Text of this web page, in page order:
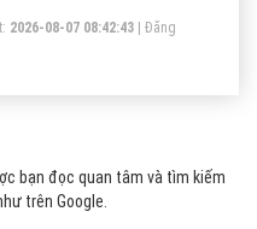
2026-08-07 08:42:43
Đăng
bạn đọc quan tâm và tìm kiếm
trên Google.